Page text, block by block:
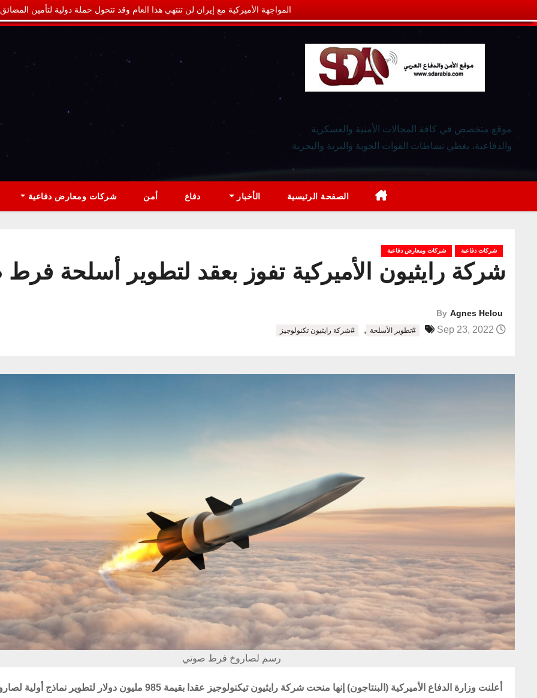
المواجهة الأميركية مع إيران لن تنتهي هذا العام وقد تتحول حملة دولية لتأمين المضائق
موقع متخصص في كافة المجالات الأمنية والعسكرية
والدفاعية، يغطي نشاطات القوات الجوية والبرية والبحرية
الصفحة الرئيسية الأخبار دفاع أمن شركات ومعارض دفاعية
شركات دفاعية شركات ومعارض دفاعية
شركة رايثيون الأميركية تفوز بعقد لتطوير أسلحة فرط
By Agnes Helou
#تطوير الأسلحة , #شركة رايثيون تكنولوجيز
رسم لصاروخ فرط صوتي
أعلنت وزارة الدفاع الأميركية (البنتاجون) إنها منحت شركة رايثيون تيكنولوجيز عقدا بقيمة 985 مليون دولار لتطوير